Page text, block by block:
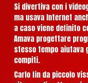
Si divertiva con i
ma usava Internet
a caso viene definito
Amava progettare
stesso tempo
compiti.
Carlo fin da piccolo